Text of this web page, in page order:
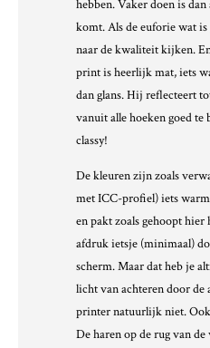
hebben. Vaker doen is
komt. Als de euforie wat
naar de kwaliteit kijken.
print is heerlijk mat, iets
dan glans. Hij reflecteert
vanuit alle hoeken goed
classy!
De kleuren zijn zoals
met ICC-profiel) iets
en pakt zoals gehoopt
afdruk ietsje (minimaal)
scherm. Maar dat heb je
licht van achteren door de
printer natuurlijk niet.
De haren op de rug van